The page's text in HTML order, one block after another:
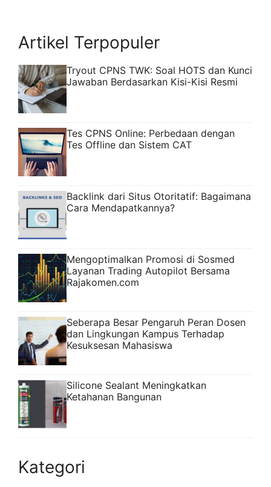
Artikel Terpopuler
Tryout CPNS TWK: Soal HOTS dan Kunci
Jawaban Berdasarkan Kisi-Kisi Resmi
Tes CPNS Online: Perbedaan dengan
Tes Offline dan Sistem CAT
Backlink dari Situs Otoritatif: Bagaimana
Cara Mendapatkannya?
Mengoptimalkan Promosi di Sosmed
Layanan Trading Autopilot Bersama
Rajakomen.com
Seberapa Besar Pengaruh Peran Dosen
dan Lingkungan Kampus Terhadap
Kesuksesan Mahasiswa
Silicone Sealant Meningkatkan
Ketahanan Bangunan
Kategori